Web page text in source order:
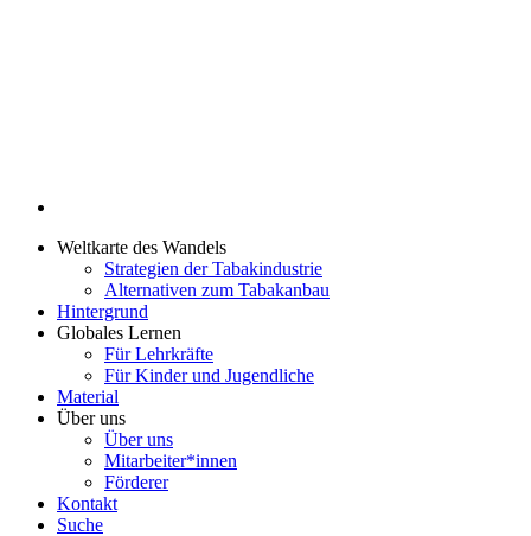
Weltkarte des Wandels
Strategien der Tabakindustrie
Alternativen zum Tabakanbau
Hintergrund
Globales Lernen
Für Lehrkräfte
Für Kinder und Jugendliche
Material
Über uns
Über uns
Mitarbeiter*innen
Förderer
Kontakt
Suche